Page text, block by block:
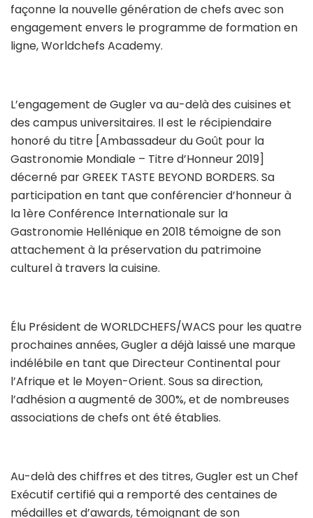
façonne la nouvelle génération de chefs avec son
engagement envers le programme de formation en
ligne, Worldchefs Academy.
L’engagement de Gugler va au-delà des cuisines et
des campus universitaires. Il est le récipiendaire
honoré du titre [Ambassadeur du Goût pour la
Gastronomie Mondiale – Titre d’Honneur 2019]
décerné par GREEK TASTE BEYOND BORDERS. Sa
participation en tant que conférencier d’honneur à
la 1ère Conférence Internationale sur la
Gastronomie Hellénique en 2018 témoigne de son
attachement à la préservation du patrimoine
culturel à travers la cuisine.
Élu Président de WORLDCHEFS/WACS pour les quatre
prochaines années, Gugler a déjà laissé une marque
indélébile en tant que Directeur Continental pour
l’Afrique et le Moyen-Orient. Sous sa direction,
l’adhésion a augmenté de 300%, et de nombreuses
associations de chefs ont été établies.
Au-delà des chiffres et des titres, Gugler est un Chef
Exécutif certifié qui a remporté des centaines de
médailles et d’awards, témoignant de son